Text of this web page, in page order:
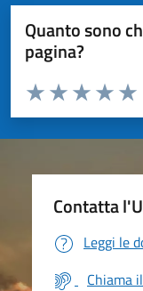
Quanto sono
pagina?
Valuta da 1 a 5 stelle la
Valuta
Valuta 3
Valuta 2 stelle
Valuta 1 stelle su 5
Contatta
Leggi le
Chiama